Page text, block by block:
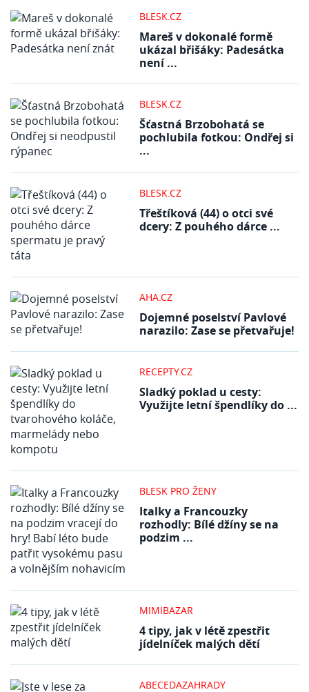
BLESK.CZ
Mareš v dokonalé formě
ukázal břišáky: Padesátka
není ...
BLESK.CZ
Šťastná Brzobohatá se
pochlubila fotkou: Ondřej si
...
BLESK.CZ
Třeštíková (44) o otci své
dcery: Z pouhého dárce ...
AHA.CZ
Dojemné poselství Pavlové
narazilo: Zase se přetvařuje!
RECEPTY.CZ
Sladký poklad u cesty:
Využijte letní špendlíky do ...
BLESK PRO ŽENY
Italky a Francouzky
rozhodly: Bílé džíny se na
podzim ...
MIMIBAZAR
4 tipy, jak v létě zpestřit
jídelníček malých dětí
ABECEDAZAHRADY